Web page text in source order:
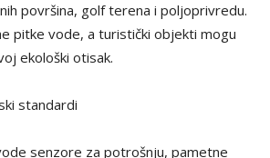
površina, golf terena i poljoprivredu.
pitke vode, a turistički objekti mogu
ekološki otisak.
standardi
senzore za potrošnju, pametne